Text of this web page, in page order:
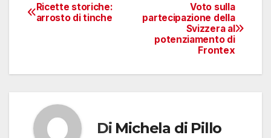
Navigazione
Voto sulla
partecipazione della
Svizzera al
potenziamento di
Frontex
Ricette storiche:
arrosto di tinche
Di Michela di Pillo